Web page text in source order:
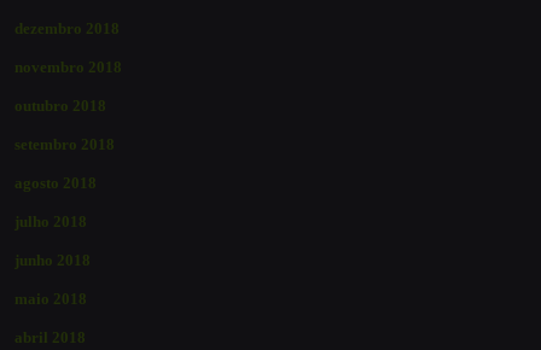
dezembro 2018
novembro 2018
outubro 2018
setembro 2018
agosto 2018
julho 2018
junho 2018
maio 2018
abril 2018